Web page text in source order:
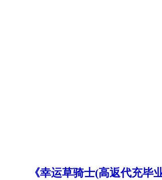
《幸运草骑士(高返代充毕